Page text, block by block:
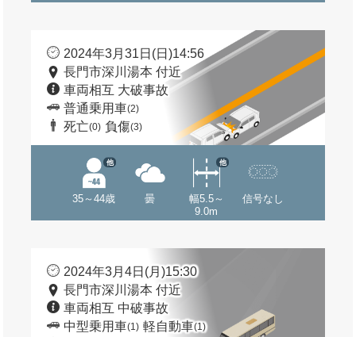
2024年3月31日(日)14:56
長門市深川湯本 付近
車両相互 大破事故
普通乗用車(2)
死亡(0) 負傷(3)
35～44歳
他
曇
幅5.5～
9.0m
他
信号なし
2024年3月4日(月)15:30
長門市深川湯本 付近
車両相互 中破事故
中型乗用車(1) 軽自動車(1)